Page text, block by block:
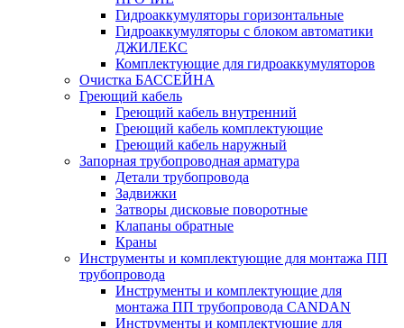
Гидроаккумуляторы горизонтальные
Гидроаккумуляторы с блоком автоматики
ДЖИЛЕКС
Комплектующие для гидроаккумуляторов
Очистка БАССЕЙНА
Греющий кабель
Греющий кабель внутренний
Греющий кабель комплектующие
Греющий кабель наружный
Запорная трубопроводная арматура
Детали трубопровода
Задвижки
Затворы дисковые поворотные
Клапаны обратные
Краны
Инструменты и комплектующие для монтажа ПП
трубопровода
Инструменты и комплектующие для
монтажа ПП трубопровода CANDAN
Инструменты и комплектующие для